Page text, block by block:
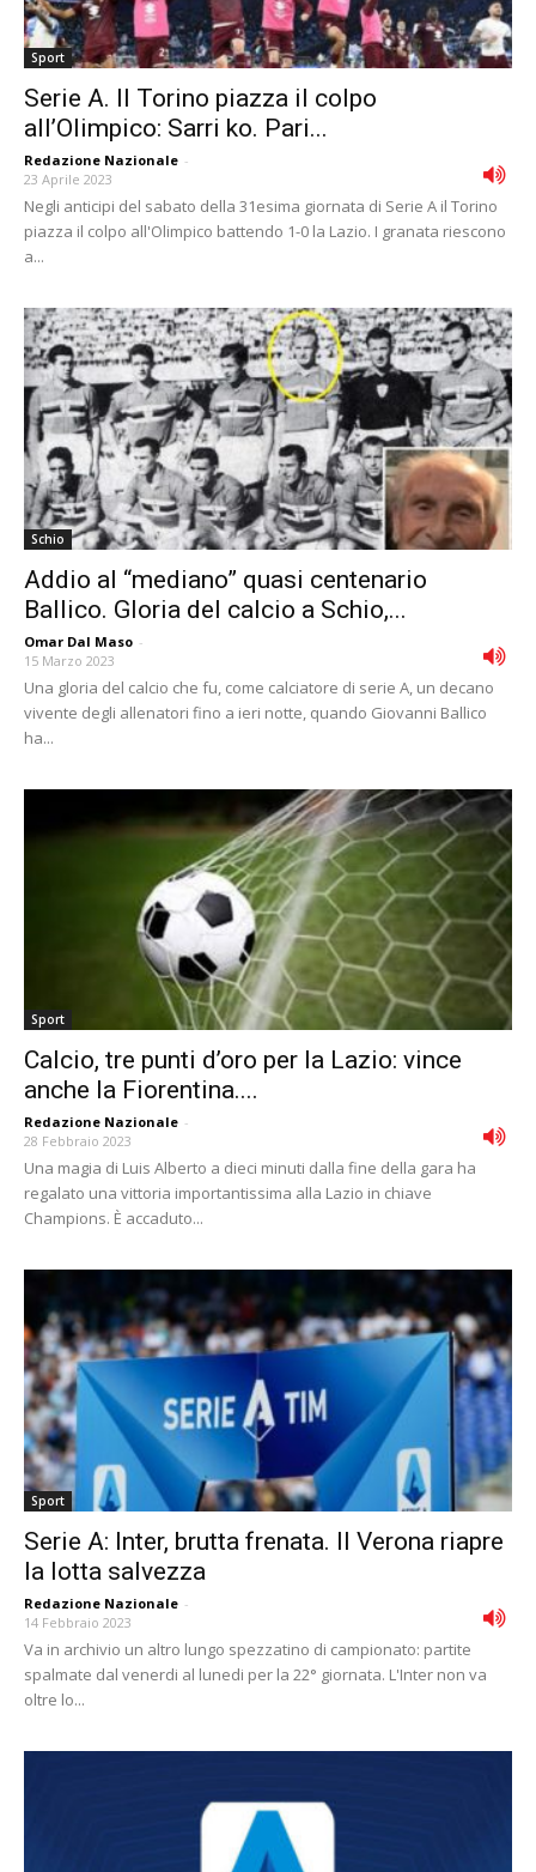
Sport
Serie A. Il Torino piazza il colpo
all’Olimpico: Sarri ko. Pari...
Redazione Nazionale -
23 Aprile 2023
Negli anticipi del sabato della 31esima giornata di Serie A il Torino
piazza il colpo all'Olimpico battendo 1-0 la Lazio. I granata riescono
a...
Schio
Addio al “mediano” quasi centenario
Ballico. Gloria del calcio a Schio,...
Omar Dal Maso -
15 Marzo 2023
Una gloria del calcio che fu, come calciatore di serie A, un decano
vivente degli allenatori fino a ieri notte, quando Giovanni Ballico
ha...
Sport
Calcio, tre punti d’oro per la Lazio: vince
anche la Fiorentina....
Redazione Nazionale -
28 Febbraio 2023
Una magia di Luis Alberto a dieci minuti dalla fine della gara ha
regalato una vittoria importantissima alla Lazio in chiave
Champions. È accaduto...
Sport
Serie A: Inter, brutta frenata. Il Verona riapre
la lotta salvezza
Redazione Nazionale -
14 Febbraio 2023
Va in archivio un altro lungo spezzatino di campionato: partite
spalmate dal venerdi al lunedi per la 22° giornata. L'Inter non va
oltre lo...